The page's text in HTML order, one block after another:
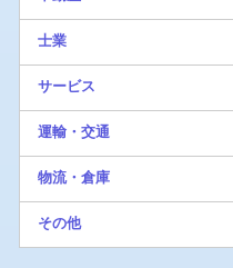
士業
サービス
運輸・交通
物流・倉庫
その他